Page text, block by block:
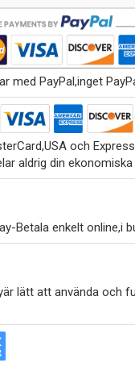
med PayPal,inget
och
aldrig din
Betala enkelt online,i
lätt att använda och